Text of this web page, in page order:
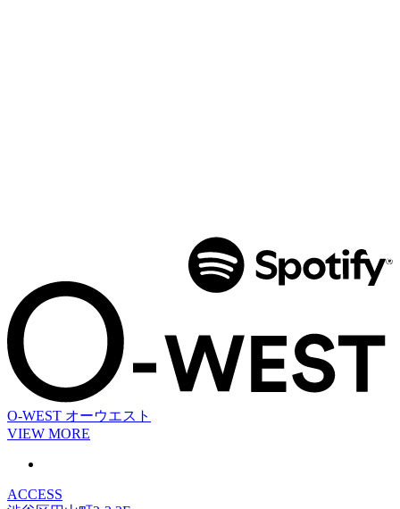
O-WEST オーウエスト
VIEW MORE
ACCESS